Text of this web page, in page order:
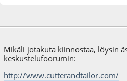
Mikäli jotakuta kiinnostaa, löysin
keskustelufoorumin:
http://www.cutterandtailor.com/